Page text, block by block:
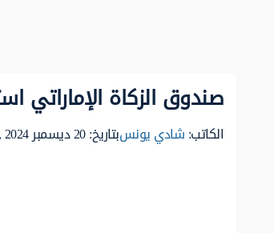
صندوق الزكاة الإماراتي
الكاتب:شادي يونسبتاريخ: 20 ديسمبر 2024 , 15:44